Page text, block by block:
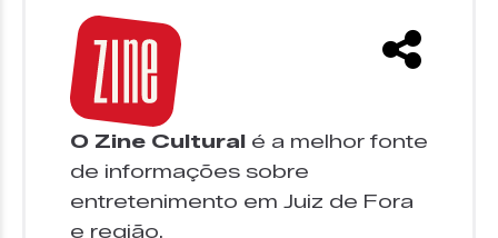
O Zine Cultural é a melhor fonte
de informações sobre
entretenimento em Juiz de Fora
e região.